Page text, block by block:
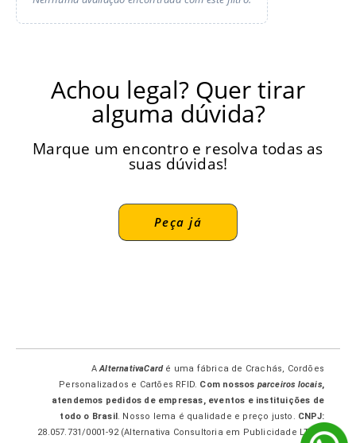
Achou legal? Quer tirar
alguma dúvida?
Marque um encontro e resolva todas as
suas dúvidas!
Peça já
AAlternativaCardé uma fábrica de Crachás, Cordões
Personalizados e Cartões RFID. Com nossos parceiros locais,
atendemos pedidos de empresas, eventos e instituições de
todo o Brasil . Nosso lema é qualidade e preço justo. CNPJ:
28.057.731/0001-92 (Alternativa Consultoria em Publicidade LTDA-